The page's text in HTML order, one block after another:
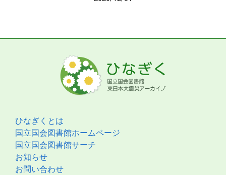
ひなぎくとは
国立国会図書館ホームページ
国立国会図書館サーチ
お知らせ
お問い合わせ